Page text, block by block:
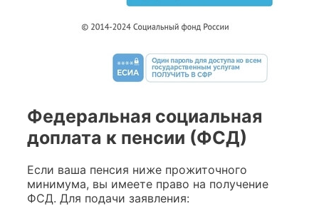
Федеральная социальная
доплата к пенсии (ФСД)
Если ваша пенсия ниже прожиточного
минимума, вы имеете право на получение
ФСД. Для подачи заявления: